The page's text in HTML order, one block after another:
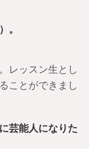
。
レッスン生とし
ことができまし
芸能人になりた